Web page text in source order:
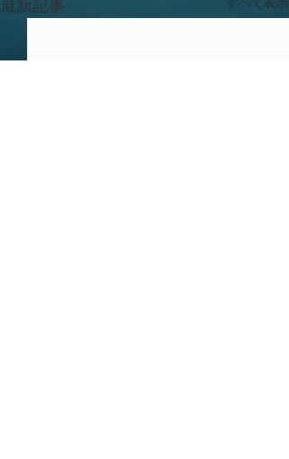
最新記事 すべて表示